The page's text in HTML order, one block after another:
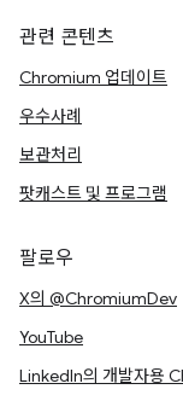
관련 콘텐츠
Chromium 업데이트
우수사례
보관처리
팟캐스트 및 프로그램
팔로우
X의 @ChromiumDev
YouTube
LinkedIn의 개발자용